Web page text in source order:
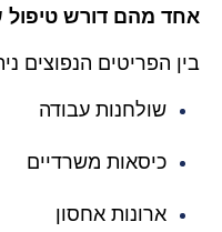
אחד מהם דורש טיפול
בין הפריטים הנפוצים
שולחנות עבודה
כיסאות משרדיים
ארונות אחסון